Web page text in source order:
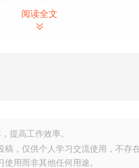
理，提高工作效率。而在
RGB、CMYK、灰度和LAB
阅读全文
提高工作效率。
，仅供个人学习交流使用，不存
用而非其他任何用途。